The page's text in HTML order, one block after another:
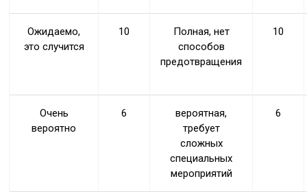
Ожидаемо,
это случится
10
Полная, нет
способов
предотвращения
10
Очень
вероятно
6
вероятная,
требует
сложных
специальных
мероприятий
6